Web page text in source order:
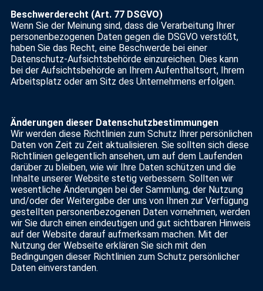
Beschwerderecht (Art. 77 DSGVO)
Wenn Sie der Meinung sind, dass die Verarbeitung Ihrer
personenbezogenen Daten gegen die DSGVO verstößt,
haben Sie das Recht, eine Beschwerde bei einer
Datenschutz-Aufsichtsbehörde einzureichen. Dies kann
bei der Aufsichtsbehörde an Ihrem Aufenthaltsort, Ihrem
Arbeitsplatz oder am Sitz des Unternehmens erfolgen.
Änderungen dieser Datenschutzbestimmungen
Wir werden diese Richtlinien zum Schutz Ihrer persönlichen
Daten von Zeit zu Zeit aktualisieren. Sie sollten sich diese
Richtlinien gelegentlich ansehen, um auf dem Laufenden
darüber zu bleiben, wie wir Ihre Daten schützen und die
Inhalte unserer Website stetig verbessern. Sollten wir
wesentliche Änderungen bei der Sammlung, der Nutzung
und/oder der Weitergabe der uns von Ihnen zur Verfügung
gestellten personenbezogenen Daten vornehmen, werden
wir Sie durch einen eindeutigen und gut sichtbaren Hinweis
auf der Website darauf aufmerksam machen. Mit der
Nutzung der Webseite erklären Sie sich mit den
Bedingungen dieser Richtlinien zum Schutz persönlicher
Daten einverstanden.